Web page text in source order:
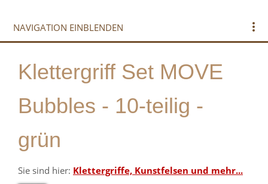
NAVIGATION EINBLENDEN
Klettergriff Set MOVE
Bubbles - 10-teilig -
grün
Sie sind hier: Klettergriffe, Kunstfelsen und mehr...